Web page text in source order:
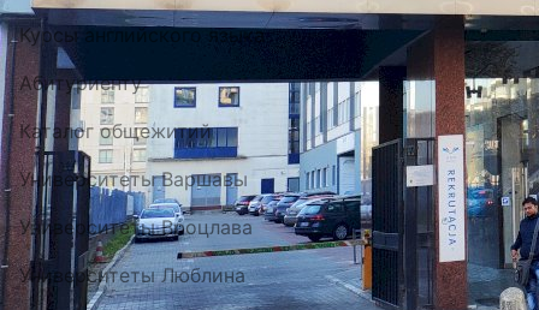
Курсы английского языка
Абитуриенту
Каталог общежитий
Университеты Варшавы
Университеты Вроцлава
Университеты Люблина